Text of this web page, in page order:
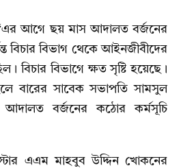
আগে ছয় মাস আদালত বর্জনের
বিচার বিভাগ থেকে আইনজীবীদের
বিচার বিভাগে ক্ষত সৃষ্টি হয়েছে।
বারের সাবেক সভাপতি সামসুল
বর্জনের কঠোর কর্মসূচি
এএম মাহবুব উদ্দিন খোকনের